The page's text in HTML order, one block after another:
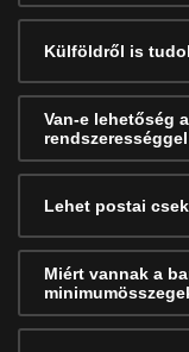
Külföldről is
Van-e lehetőség
Lehet postai
Miért vannak a